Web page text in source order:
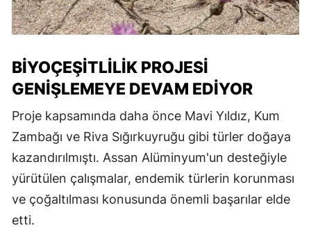
BIYOÇEŞITLILIK PROJESI
GENIŞLEMEYE DEVAM EDIYOR
Proje kapsamında daha önce Mavi Yıldız, Kum
Zambağı ve Riva Sığırkuyruğu gibi türler doğaya
kazandırılmıştı. Assan Alüminyum'un desteğiyle
yürütülen çalışmalar, endemik türlerin korunması
ve çoğaltılması konusunda önemli başarılar elde
etti.